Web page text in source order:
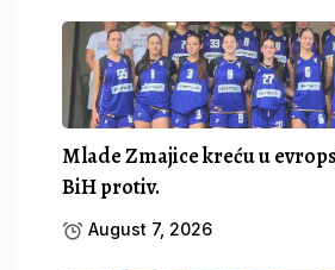
Mlade Zmajice kreću u
BiH protiv.
August 7, 2026